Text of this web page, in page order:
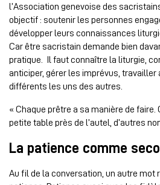
l’Association genevoise des
objectif : soutenir les personnes
développer leurs connaissances
Car être sacristain demande bien
pratique. Il faut connaître la liturgie,
anticiper, gérer les imprévus, travailler
différents les uns des autres.
« Chaque prêtre a sa manière de faire.
petite table près de l’autel, d’autres
La patience comme
Au fil de la conversation, un autre mot